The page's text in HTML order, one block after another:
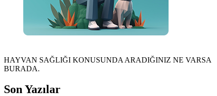
HAYVAN SAĞLIĞI KONUSUNDA ARADIĞINIZ NE VARSA
BURADA.
Son Yazılar